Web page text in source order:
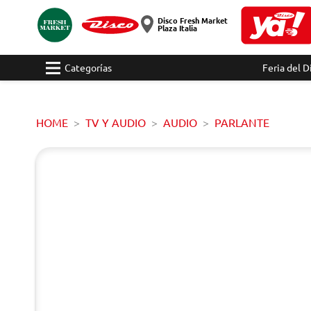
Disco Fresh Market
Plaza Italia
Categorías Feria del
HOME TV Y AUDIO AUDIO PARLANTE